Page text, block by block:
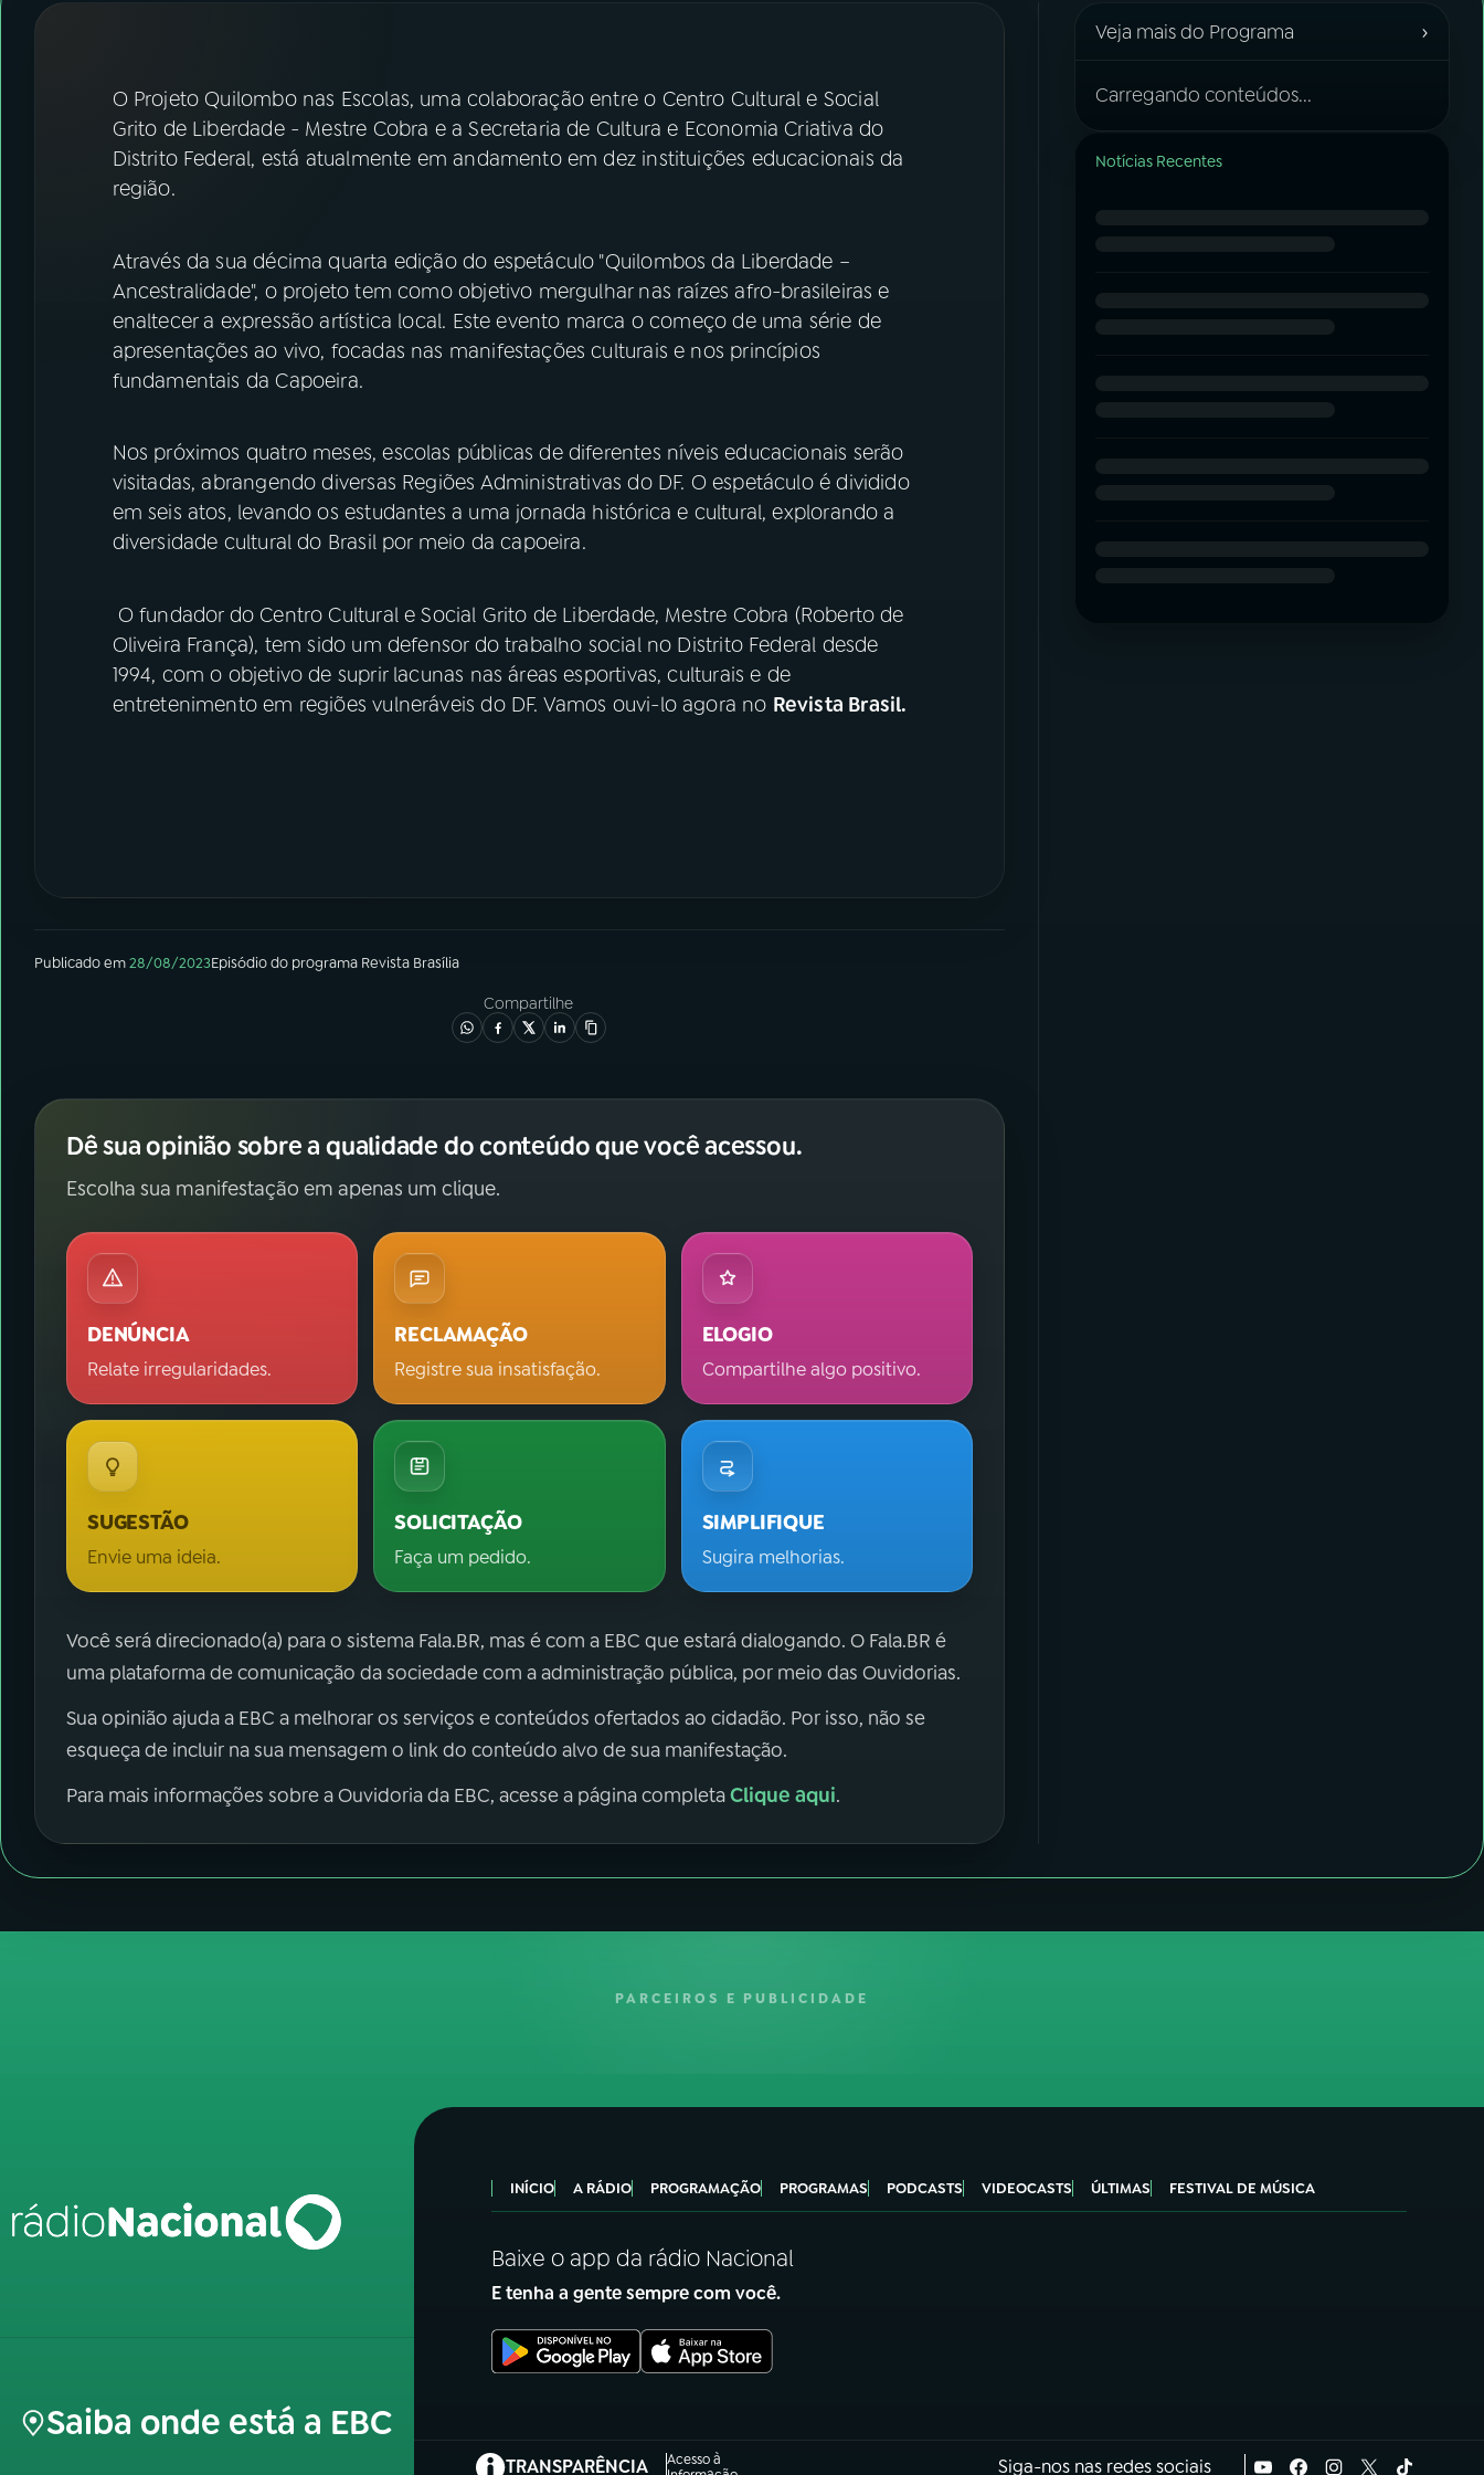
ACOMPANHE A RÁDIO NACIONAL
YouTube
Instagram X
O Projeto Quilombo nas Escolas, uma colaboração entre o Centro Cultural e Social
Grito de Liberdade - Mestre Cobra e a Secretaria de Cultura e Economia Criativa do
Distrito Federal, está atualmente em andamento em dez instituições educacionais da
região.
Através da sua décima quarta edição do espetáculo "Quilombos da Liberdade –
Ancestralidade", o projeto tem como objetivo mergulhar nas raízes afro-brasileiras e
enaltecer a expressão artística local. Este evento marca o começo de uma série de
apresentações ao vivo, focadas nas manifestações culturais e nos princípios
fundamentais da Capoeira.
Nos próximos quatro meses, escolas públicas de diferentes níveis educacionais serão
visitadas, abrangendo diversas Regiões Administrativas do DF. O espetáculo é dividido
em seis atos, levando os estudantes a uma jornada histórica e cultural, explorando a
diversidade cultural do Brasil por meio da capoeira.
O fundador do Centro Cultural e Social Grito de Liberdade, Mestre Cobra (Roberto de
Oliveira França), tem sido um defensor do trabalho social no Distrito Federal desde
1994, com o objetivo de suprir lacunas nas áreas esportivas, culturais e de
entretenimento em regiões vulneráveis do DF. Vamos ouvi-lo agora no Revista Brasil.
Publicado em28/08/2023Episódiodo programa Revista Brasília
Compartilhe
Dê sua opinião sobre a qualidade do conteúdo que você acessou.
Escolha sua manifestação em apenas um clique.
DENÚNCIA
Relate irregularidades.
RECLAMAÇÃO
Registre sua insatisfação.
ELOGIO
Compartilhe algo positivo.
SUGESTÃO
Envie uma ideia.
SOLICITAÇÃO
Faça um pedido.
SIMPLIFIQUE
Sugira melhorias.
Você será direcionado(a) para o sistema Fala.BR, mas é com a EBC que estará dialogando. O Fala.BR é
uma plataforma de comunicação da sociedade com a administração pública, por meio das Ouvidorias.
Sua opinião ajuda a EBC a melhorar os serviços e conteúdos ofertados ao cidadão. Por isso, não se
esqueça de incluir na sua mensagem o link do conteúdo alvo de sua manifestação.
Para mais informações sobre a Ouvidoria da EBC, acesse a página completaClique aqui.
Veja mais do Programa ›
Carregando conteúdos...
Notícias Recentes
PARCEIROS E PUBLICIDADE
Saiba onde está a EBC
INÍCIO A RÁDIO PROGRAMAÇÃO PROGRAMAS PODCASTS VIDEOCASTS ÚLTIMAS FESTIVAL DE MÚSICA
Baixe o app da rádio Nacional
E tenha a gente sempre com você.
TRANSPARÊNCIA
Acesso à
Siga-nos nas redes sociais